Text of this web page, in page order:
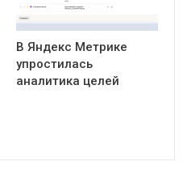
В Яндекс Метрике
упростилась
аналитика целей